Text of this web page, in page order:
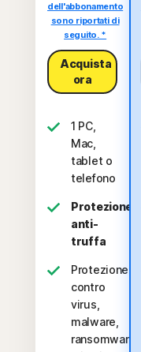
dell'abbonamento
sono riportati di
seguito. *
Acquista
ora
1 PC,
Mac,
tablet o
telefono
Protezione
anti-
truffa
Protezione
contro
virus,
malware,
ransomware